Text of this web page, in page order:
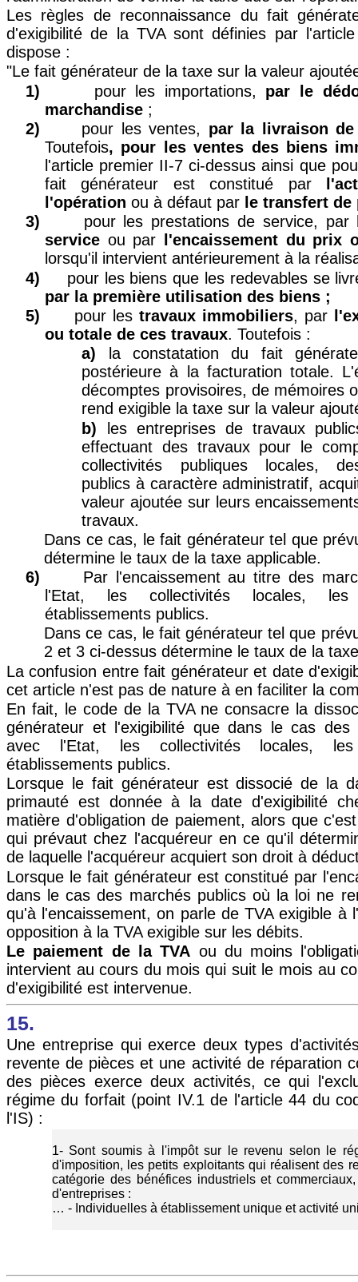
Les règles de reconnaissance du fait
d'exigibilité de la TVA sont définies par
dispose :
"Le fait générateur de la taxe sur la valeur
1)
pour les importations, par le
marchandise ;
2)
pour les ventes, par la livraison
Toutefois, pour les ventes des biens
l'article premier II-7 ci-dessus ainsi que
fait générateur est constitué par
l'opération ou à défaut par le transfert
3)
pour les prestations de service, par
service ou par l'encaissement du prix
lorsqu'il intervient antérieurement à la
4)
pour les biens que les redevables se
par la première utilisation des biens ;
5)
pour les travaux immobiliers, par
ou totale de ces travaux. Toutefois :
a) la constatation du fait
postérieure à la facturation totale.
décomptes provisoires, de mémoires
rend exigible la taxe sur la valeur
b) les entreprises de travaux
effectuant des travaux pour le
collectivités publiques locales,
publics à caractère administratif,
valeur ajoutée sur leurs
travaux.
Dans ce cas, le fait générateur tel que
détermine le taux de la taxe applicable.
6)
Par l'encaissement au titre des
l'Etat, les collectivités locales,
établissements publics.
Dans ce cas, le fait générateur tel que
2 et 3 ci-dessus détermine le taux de la
La confusion entre fait générateur et date
cet article n'est pas de nature à en faciliter la
En fait, le code de la TVA ne consacre la
générateur et l'exigibilité que dans le cas des
avec l'Etat, les collectivités locales,
établissements publics.
Lorsque le fait générateur est dissocié de la
primauté est donnée à la date d'exigibilité
matière d'obligation de paiement, alors que
qui prévaut chez l'acquéreur en ce qu'il
de laquelle l'acquéreur acquiert son droit à
Lorsque le fait générateur est constitué par
dans le cas des marchés publics où la loi ne
qu'à l'encaissement, on parle de TVA exigible à
opposition à la TVA exigible sur les débits.
Le paiement de la TVA ou du moins
intervient au cours du mois qui suit le mois au
d'exigibilité est intervenue.
15.
Une entreprise qui exerce deux types
revente de pièces et une activité de réparation
des pièces exerce deux activités, ce qui
régime du forfait (point IV.1 de l'article 44 du
l'IS) :
1- Sont soumis à l'impôt sur le revenu selon le
d'imposition, les petits exploitants qui réalisent des
catégorie des bénéfices industriels et
d'entreprises :
… - Individuelles à établissement unique et activité